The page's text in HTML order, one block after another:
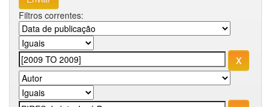
Filtros correntes: